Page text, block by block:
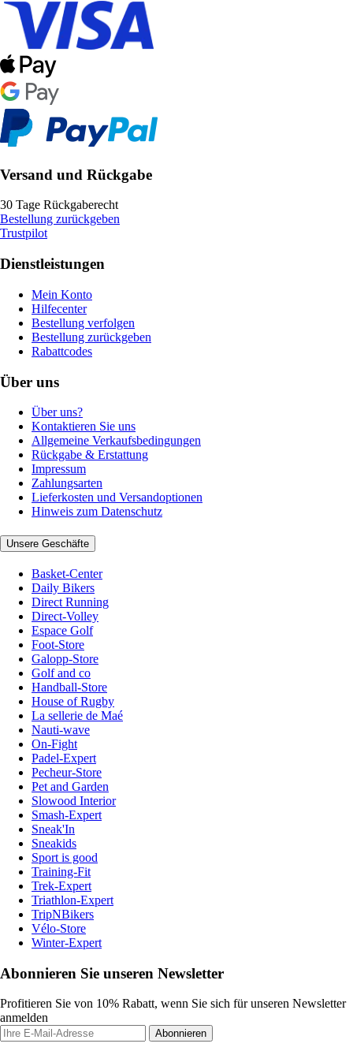
Versand und Rückgabe
30 Tage Rückgaberecht
Bestellung zurückgeben
Trustpilot
Dienstleistungen
Mein Konto
Hilfecenter
Bestellung verfolgen
Bestellung zurückgeben
Rabattcodes
Über uns
Über uns?
Kontaktieren Sie uns
Allgemeine Verkaufsbedingungen
Rückgabe & Erstattung
Impressum
Zahlungsarten
Lieferkosten und Versandoptionen
Hinweis zum Datenschutz
Unsere Geschäfte
Basket-Center
Daily Bikers
Direct Running
Direct-Volley
Espace Golf
Foot-Store
Galopp-Store
Golf and co
Handball-Store
House of Rugby
La sellerie de Maé
Nauti-wave
On-Fight
Padel-Expert
Pecheur-Store
Pet and Garden
Slowood Interior
Smash-Expert
Sneak'In
Sneakids
Sport is good
Training-Fit
Trek-Expert
Triathlon-Expert
TripNBikers
Vélo-Store
Winter-Expert
Abonnieren Sie unseren Newsletter
Profitieren Sie von 10% Rabatt, wenn Sie sich für unseren Newsletter
anmelden
Abonnieren